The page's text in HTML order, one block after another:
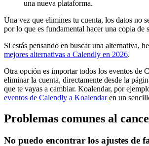
una nueva plataforma.
Una vez que elimines tu cuenta, los datos no
por lo que es fundamental hacer una copia de
Si estás pensando en buscar una alternativa,
mejores alternativas a Calendly en 2026.
Otra opción es importar todos los eventos de
eliminar la cuenta, directamente desde la
que te vayas a cambiar. Koalendar, por
eventos de Calendly a Koalendaren un
Problemas comunes al
No puedo encontrar los ajustes de